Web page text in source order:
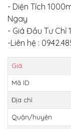
- Diện Tích
Ngay
- Giá Đầu Tư Chỉ
-Liên hệ :
Giá
Mã ID
Địa chỉ
Quận/huyện